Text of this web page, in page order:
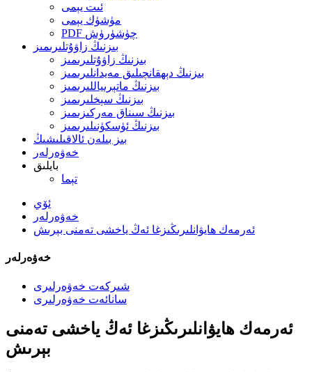
ئىت يېمى
مۈشۈك يېمى
PDF چۈشۈرۈش
بىزنىڭ زاۋۇتلىرىمىز
بىزنىڭ زاۋۇتلىرىمىز
بىزنىڭ دېھقانچىلىق مەيدانلىرىمىز
بىزنىڭ ماتېرىياللىرىمىز
بىزنىڭ سېخلىرىمىز
بىزنىڭ سىناق مەركىزىمىز
بىزنىڭ ئۈسكۈنىلىرىمىز
بىز بىلەن ئالاقىلىشىڭ
خەۋەرلەر
بايلىق
تېما
ئۆي
خەۋەرلەر
ئەرمەك ھايۋانلىرىڭىزغا ئەڭ ياخشى تەمنى بېرىش
خەۋەرلەر
شىركەت خەۋەرلىرى
سانائەت خەۋەرلىرى
ئەرمەك ھايۋانلىرىڭىزغا ئەڭ ياخشى تەمنى
بېرىش